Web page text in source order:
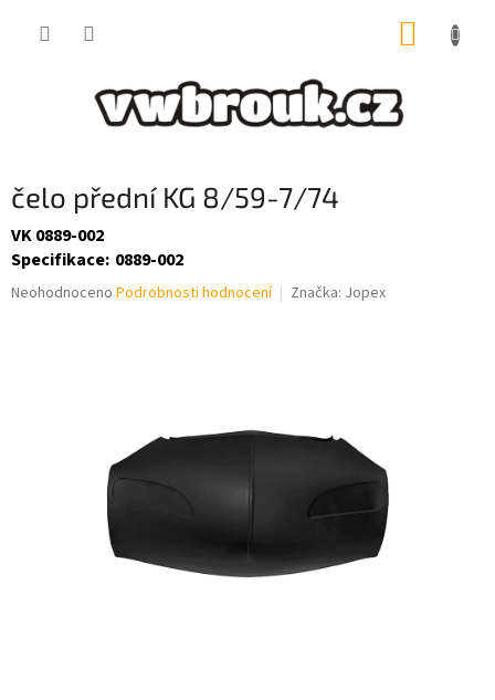
čelo přední KG 8/59-7/74
VK 0889-002
Specifikace: 0889-002
Průměrné
Neohodnoceno Podrobnosti hodnocení Značka: Jopex